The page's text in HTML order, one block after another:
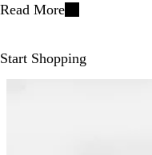
Read More
Start Shopping